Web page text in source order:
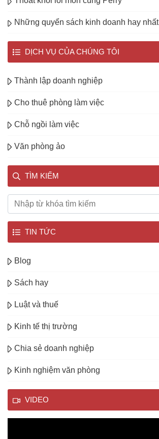
Những quyển sách kinh doanh hay nhất
DỊCH VỤ CỦA CHÚNG TÔI
Thành lập doanh nghiệp
Cho thuê phòng làm việc
Chỗ ngồi làm việc
Văn phòng ảo
TÌM KIẾM
TIN TỨC
Blog
Sách hay
Luật và thuế
Kinh tế thị trường
Chia sẻ doanh nghiệp
Kinh nghiệm văn phòng
VIDEO